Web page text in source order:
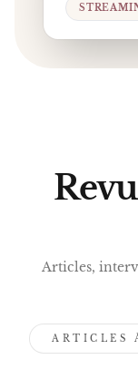
Articles,
ARTICLES